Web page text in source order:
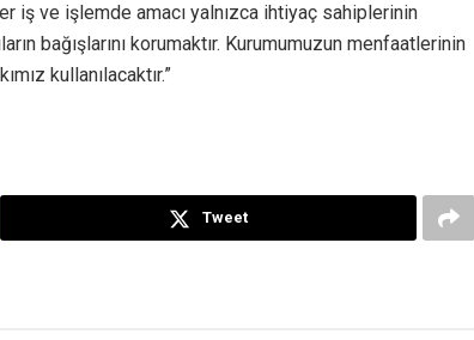
iş ve işlemde amacı yalnızca ihtiyaç sahiplerinin
bağışlarını korumaktır. Kurumumuzun menfaatlerinin
kullanılacaktır.”
Tweet